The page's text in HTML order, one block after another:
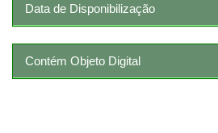
Data de Disponibilização
Contém Objeto Digital